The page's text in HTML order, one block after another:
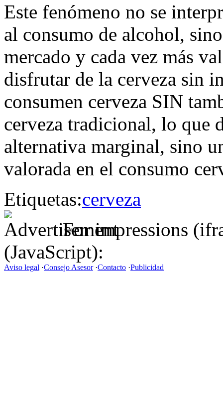
Este fenómeno no se
al consumo de alcohol,
mercado y cada vez más
disfrutar de la cerveza sin
consumen cerveza SIN
cerveza tradicional, lo que
alternativa marginal, sino
valorada en el consumo
Etiquetas:cerveza
For impressions
(JavaScript):
Aviso legal ·Consejo Asesor·Contacto ·Publicidad